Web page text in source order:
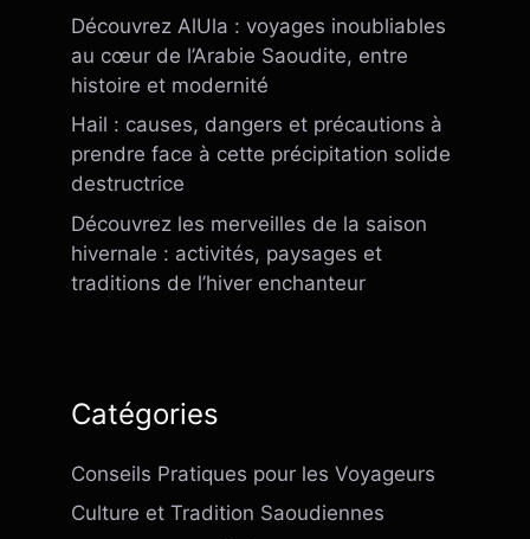
Découvrez AlUla : voyages inoubliables
au cœur de l’Arabie Saoudite, entre
histoire et modernité
Hail : causes, dangers et précautions à
prendre face à cette précipitation solide
destructrice
Découvrez les merveilles de la saison
hivernale : activités, paysages et
traditions de l’hiver enchanteur
Catégories
Conseils Pratiques pour les Voyageurs
Culture et Tradition Saoudiennes